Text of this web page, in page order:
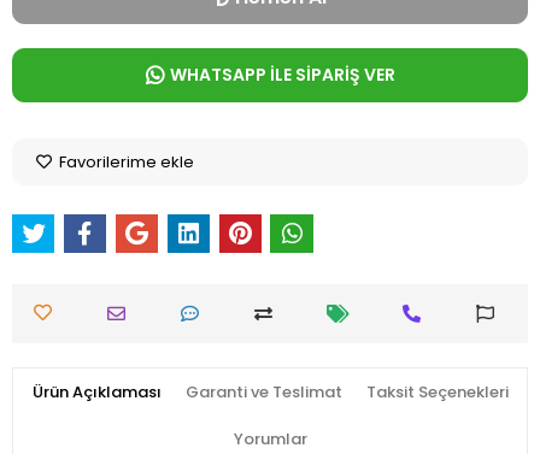
WHATSAPP İLE SİPARİŞ VER
Favorilerime ekle
Ürün Açıklaması Garanti ve Teslimat Taksit Seçenekleri
Yorumlar